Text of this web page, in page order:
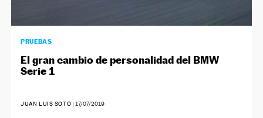
PRUEBAS
El gran cambio de personalidad del BMW
Serie 1
JUAN LUIS SOTO | 17/07/2019